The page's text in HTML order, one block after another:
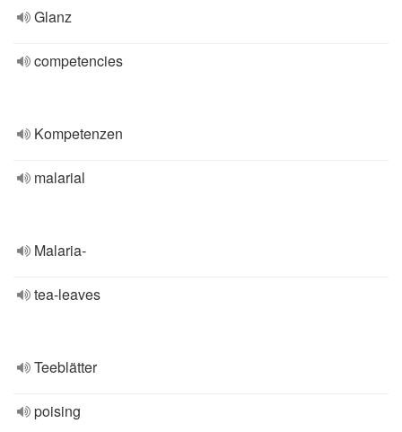
Glanz
competencies
Kompetenzen
malarial
Malaria-
tea-leaves
Teeblätter
poising